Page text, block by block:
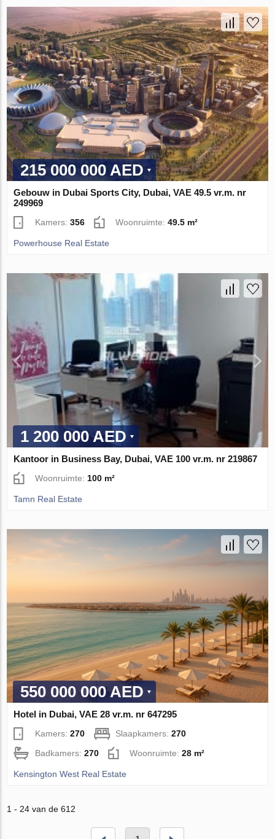
215 000 000 AED
Gebouw in Dubai Sports City, Dubai, VAE 49.5 vr.m. nr
249969
Kamers:356 Woonruimte:49.5 m²
Powerhouse Real Estate
1 200 000 AED
Kantoor in Business Bay, Dubai, VAE 100 vr.m. nr 219867
Woonruimte: 100 m²
Tamn Real Estate
550 000 000 AED
Hotel in Dubai, VAE 28 vr.m. nr 647295
Kamers:270 Slaapkamers:270
Badkamers:270 Woonruimte:28 m²
Kensington West Real Estate
1 - 24 van de 612